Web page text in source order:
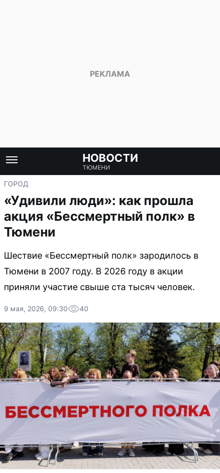
НОВОСТИ
ТЮМЕНИ
ГОРОД
«Удивили люди»: как прошла
акция «Бессмертный полк» в
Тюмени
Шествие «Бессмертный полк» зародилось в
Тюмени в 2007 году. В 2026 году в акции
приняли участие свыше ста тысяч человек.
9 мая, 2026, 09:30 40